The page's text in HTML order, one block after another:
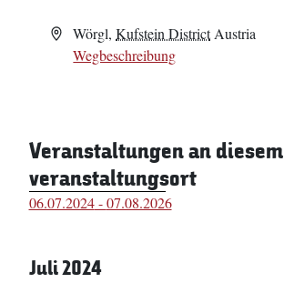
Adresse
Wörgl, Kufstein District Austria
Wegbeschreibung
Veranstaltungen an diesem
veranstaltungsort
06.07.2024 - 07.08.2026
Juli 2024